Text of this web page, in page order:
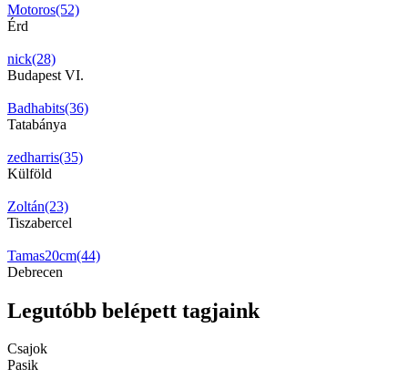
Motoros(52)
Érd
nick(28)
Budapest VI.
Badhabits(36)
Tatabánya
zedharris(35)
Külföld
Zoltán(23)
Tiszabercel
Tamas20cm(44)
Debrecen
Legutóbb belépett tagjaink
Csajok
Pasik